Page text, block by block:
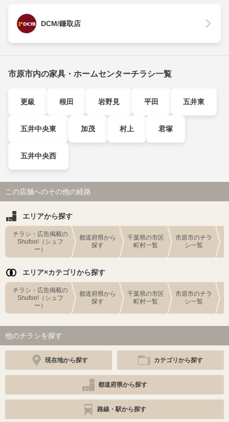
DCM/鎌取店
市原市内の家具・ホームセンターチラシ一覧
更級 根田 岩野見 平田 五井東
五井中央東 加茂 村上 君塚
五井中央西
この店舗へのその他の経路
エリアから探す
チラシ・広告掲載の
Shufoo!（シュフ
ー）
都道府県から
探す
千葉県の市区
町村一覧
市原市のチラ
シ一覧
エリア×カテゴリから探す
チラシ・広告掲載の
Shufoo!（シュフ
ー）
都道府県から
探す
千葉県の市区
町村一覧
市原市のチラ
シ一覧
他のチラシを探す
現在地から探す カテゴリから探す
都道府県から探す
路線・駅から探す